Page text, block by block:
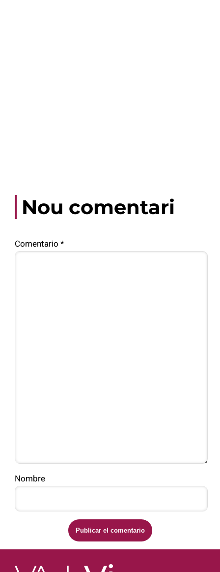
Nou comentari
Comentario *
Nombre